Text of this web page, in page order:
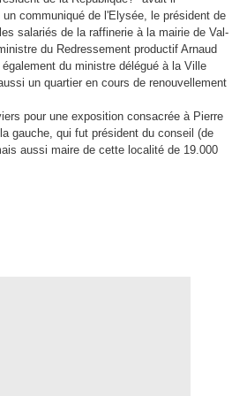
communiqué de l'Elysée, le président de
salariés de la raffinerie à la mairie de Val-
du Redressement productif Arnaud
du ministre délégué à la Ville
un quartier en cours de renouvellement
pour une exposition consacrée à Pierre
gauche, qui fut président du conseil (de
aussi maire de cette localité de 19.000